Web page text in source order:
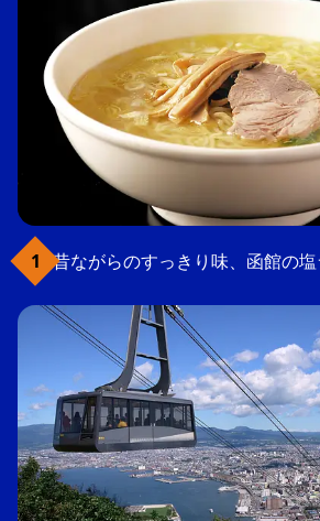
昔ながらのすっきり味、函館の